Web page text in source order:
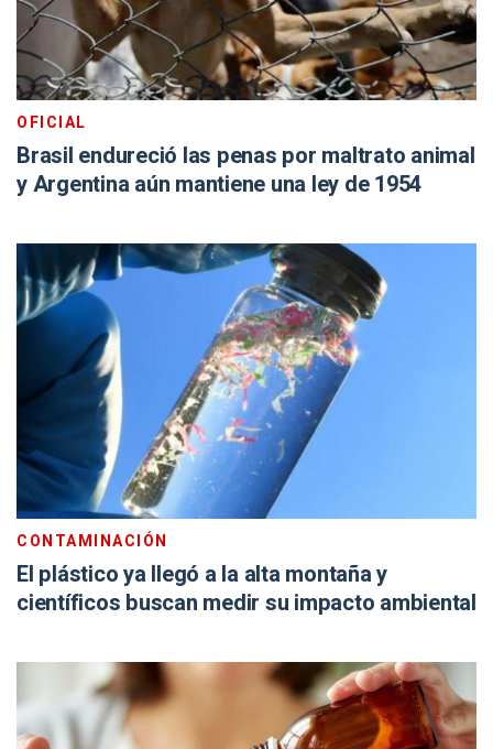
OFICIAL
Brasil endureció las penas por maltrato animal
y Argentina aún mantiene una ley de 1954
CONTAMINACIÓN
El plástico ya llegó a la alta montaña y
científicos buscan medir su impacto ambiental